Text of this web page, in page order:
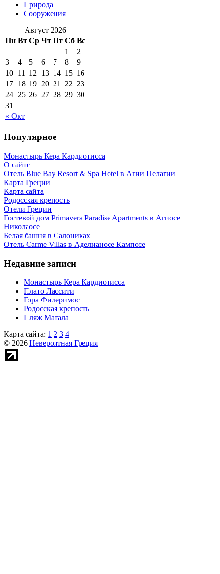
Природа
Сооружения
Август 2026
Пн Вт Ср Чт Пт Сб Вс
« Окт
1
2
3
4 5 6 7 8
9
10 11 12 13 14 15 16
17 18 19 20 21 22 23
24 25 26 27 28 29 30
31
Популярное
Монастырь Кера Кардиотисса
О сайте
Отель Blue Bay Resort & Spa Hotel в Агии Пелагии
Карта Греции
Карта сайта
Родосская крепость
Отели Греции
Гостевой дом Primavera Paradise Apartments в Агиосе
Николаосе
Белая башня в Салониках
Отель Carme Villas в Аделианосе Кампосе
Недавние записи
Монастырь Кера Кардиотисса
Плато Лассити
Гора Филеримос
Родосская крепость
Пляж Матала
Карта сайта: 1 2 3 4
© 2026 Невероятная Греция